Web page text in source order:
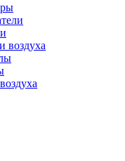
воздуха